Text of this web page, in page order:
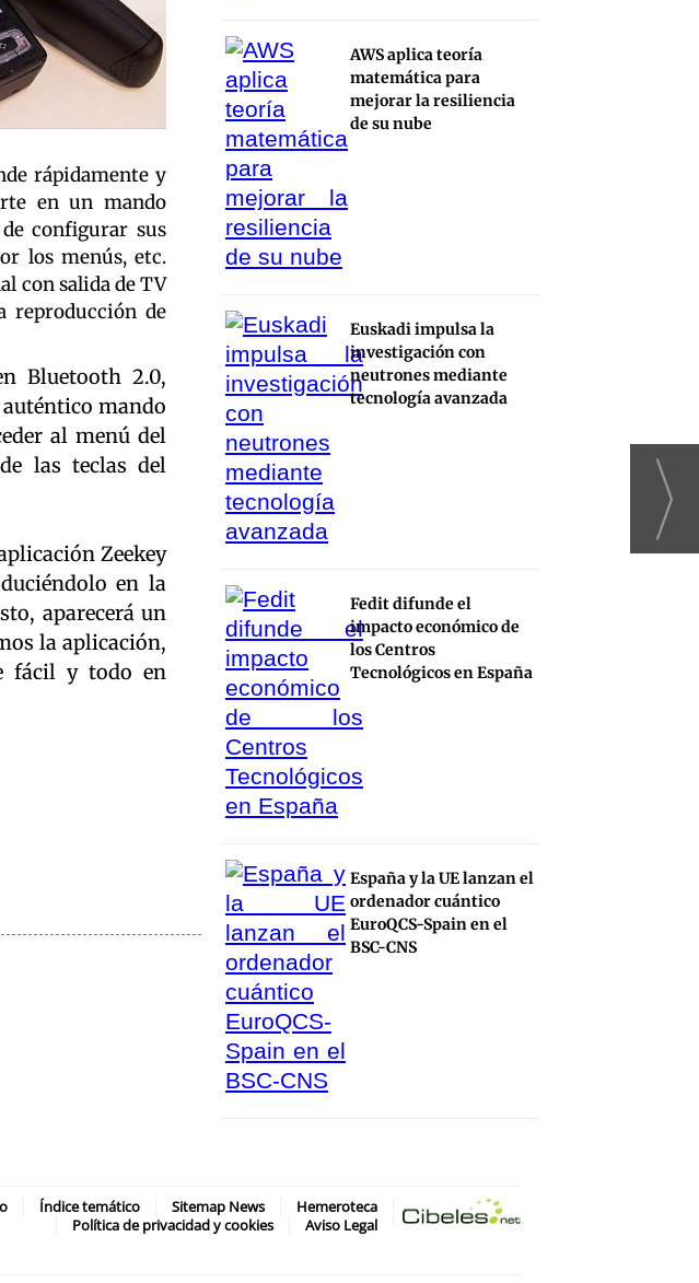
rápidamente y
en un mando
configurar sus
los menús, etc.
con salida de TV
reproducción de
Bluetooth 2.0,
mando
al menú del
las teclas del
Zeekey
en la
aparecerá un
la aplicación,
fácil y todo en
AWS aplica teoría
matemática para
mejorar la resiliencia
de su nube
Euskadi impulsa la
investigación con
neutrones mediante
tecnología avanzada
Fedit difunde el
impacto económico de
los Centros
Tecnológicos en España
España y la UE lanzan el
ordenador cuántico
EuroQCS-Spain en el
BSC-CNS
Índice temático Sitemap News
Hemeroteca
Política de privacidad y cookies
Aviso Legal